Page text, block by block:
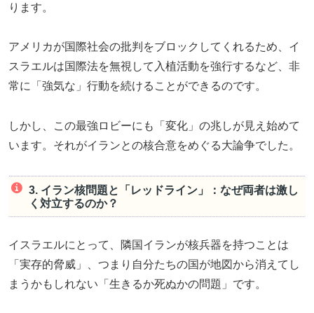
ります。
アメリカが国際社会の批判をブロックしてくれるため、イ
スラエルは国際法を無視して入植活動を強行するなど、非
常に「強気な」行動を続けることができるのです。
しかし、この最強ロビーにも「変化」の兆しが見え始めて
います。それがイランとの核合意をめぐる大論争でした。
3. イラン核問題と「レッドライン」：なぜ両者は激し
く対立するのか？
イスラエルにとって、隣国イランが核兵器を持つことは
「実存的脅威」、つまり自分たちの国が地図から消えてし
まうかもしれない「生きるか死ぬかの問題」です。